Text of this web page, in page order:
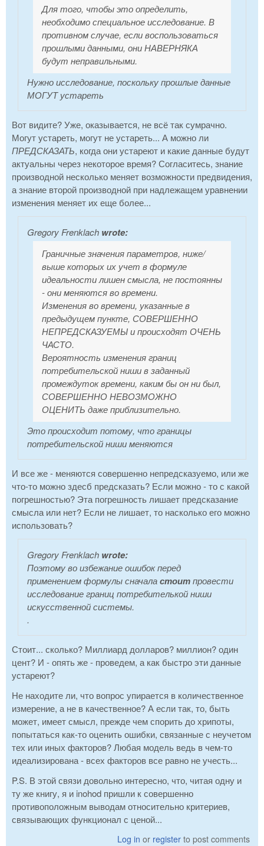
Для того, чтобы это определить,
необходимо специальное исследование. В
противном случае, если воспользоваться
прошлыми данными, они НАВЕРНЯКА
будут неправильными.
Нужно исследование, поскольку прошлые данные
МОГУТ устареть
Вот видите? Уже, оказывается, не всё так сумрачно.
Могут устареть, могут не устареть... А можно ли
ПРЕДСКАЗАТЬ, когда они устареют и какие данные будут
актуальны через некоторое время? Согласитесь, знание
производной несколько меняет возможности предвидения,
а знание второй производной при надлежащем уравнении
изменения меняет их еще более...
Gregory Frenklach wrote:
Граничные значения параметров, ниже/
выше которых их учет в формуле
идеальности лишен смысла, не постоянны
- они меняются во времени.
Изменения во времени, указанные в
предыдущем пункте, СОВЕРШЕННО
НЕПРЕДСКАЗУЕМЫ и происходят ОЧЕНЬ
ЧАСТО.
Вероятность изменения границ
потребительской ниши в заданный
промеждуток времени, каким бы он ни был,
СОВЕРШЕННО НЕВОЗМОЖНО
ОЦЕНИТЬ даже приблизительно.
Это происходит потому, что границы
потребительской ниши меняются
И все же - меняются совершенно непредсказуемо, или же
что-то можно здесб предсказать? Если можно - то с какой
погрешностью? Эта погрешность лишает предсказание
смысла или нет? Если не лишает, то насколько его можно
использовать?
Gregory Frenklach wrote:
Поэтому во избежание ошибок перед
применением формулы сначаластоитпровести
исследование границ потребителькой ниши
искусственной системы.
.
Стоит... сколько? Миллиард долларов? миллион? один
цент? И - опять же - проведем, а как быстро эти данные
устареют?
Не находите ли, что вопрос упирается в количественное
измерение, а не в качественное? А если так, то, быть
может, имеет смысл, прежде чем спорить до хрипоты,
попытаться как-то оценить ошибки, связанные с неучетом
тех или иных факторов? Любая модель ведь в чем-то
идеализирована - всех факторов все равно не учесть...
P.S. В этой связи довольно интересно, что, читая одну и
ту же книгу, я и inohod пришли к совершенно
противоположным выводам относительно критериев,
связывающих функционал с ценой...
Log in or register to post comments